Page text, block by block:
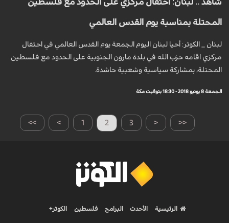
شاهد .. لبنان: احتفال مركزي على الحدود مع فلسطين
المحتلة بمناسبة يوم القدس العالمي
لبنان _ الكوثر: أحيا لبنان اليوم الجمعة يوم القدس العالمي في احتفال
مركزي اقامه حزب الله في بلدة مارون الجنوبية على الحدود مع فلسطين
المحتلة، بمشاركة سياسية وشعبية حاشدة.
الجمعة 8 يونيو 2018 - 18:30 بتوقيت مكة
>> > 1 2 3 < <<
الرئيسية الأحدث البرامج فلسطين الكوثر+